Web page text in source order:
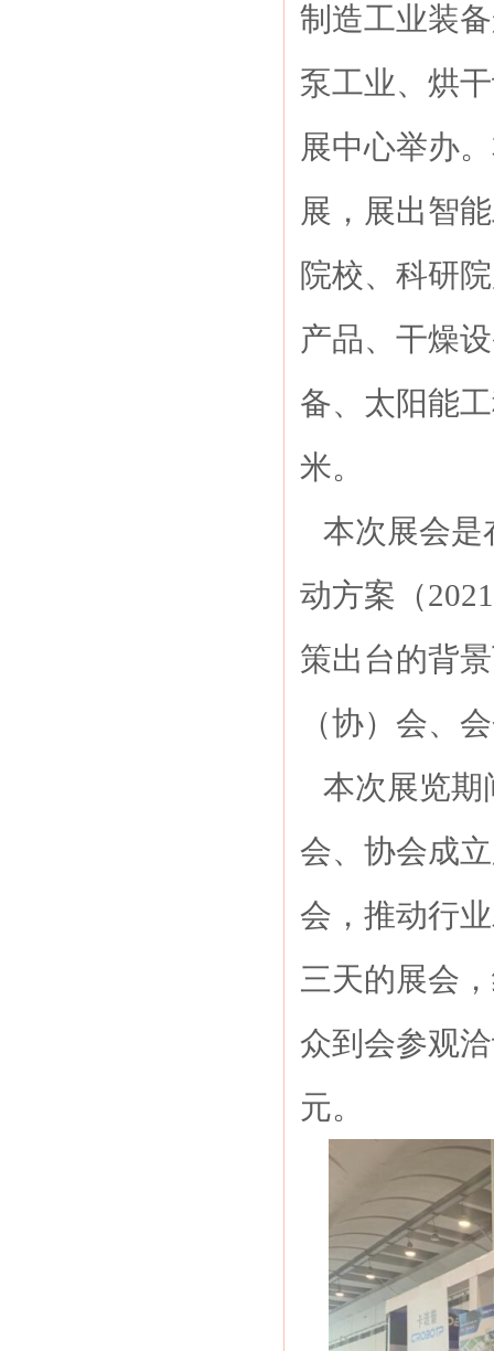
制造工业装
泵工业、烘
展中心举办
展，展出智
院校、科研
产品、干燥
备、太阳能
米。
本次展会是
动方案（
策出台的背
（协）会、
本次展览期
会、协会成
会，推动行
三天的展会
众到会参观
元。